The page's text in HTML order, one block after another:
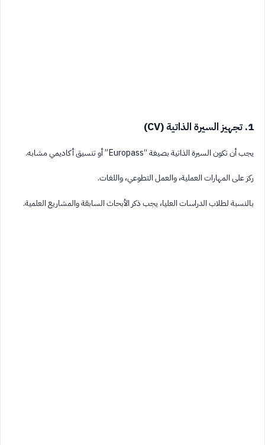
1. تجهيز السيرة الذاتية (CV)
يجب أن تكون السيرة الذاتية بصيغة “Europass” أو تنسيق أكاديمي مشابه.
ركز على المهارات العملية، والعمل التطوعي، واللغات.
بالنسبة لطلاب الدراسات العليا، يجب ذكر الأبحاث السابقة والمشاريع العلمية.